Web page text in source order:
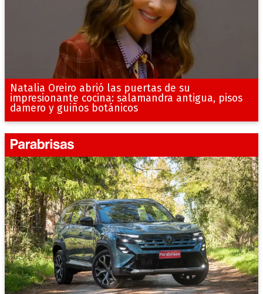
Natalia Oreiro abrió las puertas de su
impresionante cocina: salamandra antigua, pisos
damero y guiños botánicos